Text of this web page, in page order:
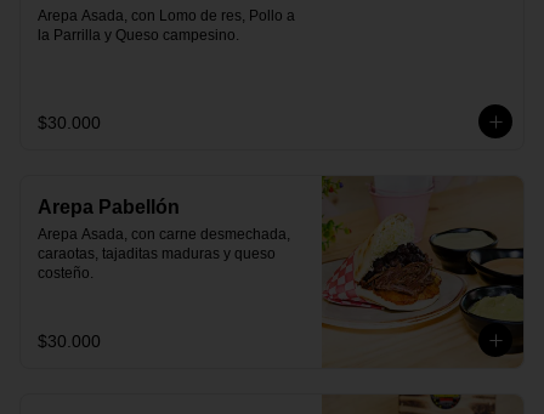
Arepa Asada, con Lomo de res, Pollo a
la Parrilla y Queso campesino.
$30.000
Arepa Pabellón
Arepa Asada, con carne desmechada,
caraotas, tajaditas maduras y queso
costeño.
$30.000